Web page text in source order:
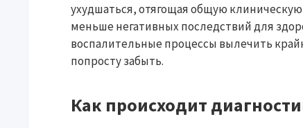
ухудшаться, отягощая общую
меньше негативных последствий для
воспалительные процессы вылечить
попросту забыть.
Как происходит